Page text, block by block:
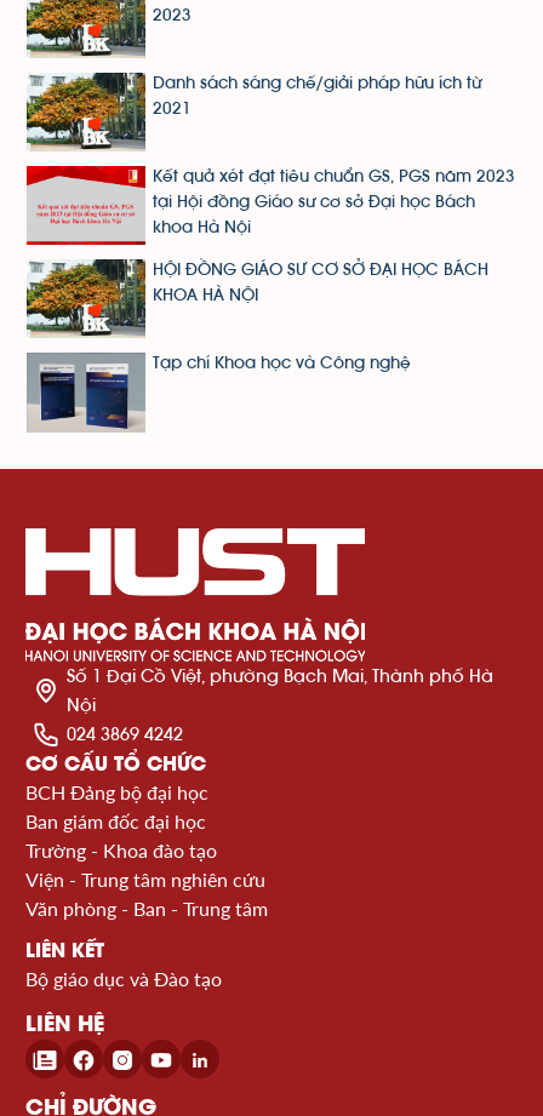
2023
Danh sách sáng chế/giải pháp hữu ích từ
2021
Kết quả xét đạt tiêu chuẩn GS, PGS năm 2023
tại Hội đồng Giáo sư cơ sở Đại học Bách
khoa Hà Nội
HỘI ĐỒNG GIÁO SƯ CƠ SỞ ĐẠI HỌC BÁCH
KHOA HÀ NỘI
Tạp chí Khoa học và Công nghệ
Số 1 Đại Cồ Việt, phường Bạch Mai, Thành phố Hà
Nội
024 3869 4242
CƠ CẤU TỔ CHỨC
BCH Đảng bộ đại học
Ban giám đốc đại học
Trường - Khoa đào tạo
Viện - Trung tâm nghiên cứu
Văn phòng - Ban - Trung tâm
LIÊN KẾT
Bộ giáo dục và Đào tạo
LIÊN HỆ
CHỈ ĐƯỜNG